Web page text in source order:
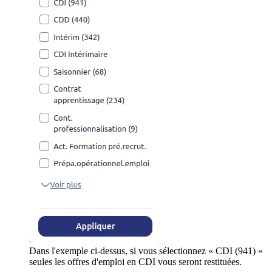
Dans l'exemple ci-dessus, si vous sélectionnez « CDI (941) »
seules les offres d'emploi en CDI vous seront restituées.